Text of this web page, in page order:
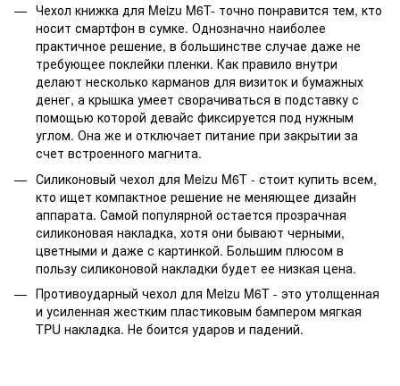
Чехол книжка для Meizu M6T- точно понравится тем, кто
носит смартфон в сумке. Однозначно наиболее
практичное решение, в большинстве случае даже не
требующее поклейки пленки. Как правило внутри
делают несколько карманов для визиток и бумажных
денег, а крышка умеет сворачиваться в подставку с
помощью которой девайс фиксируется под нужным
углом. Она же и отключает питание при закрытии за
счет встроенного магнита.
Силиконовый чехол для Meizu M6T - стоит купить всем,
кто ищет компактное решение не меняющее дизайн
аппарата. Самой популярной остается прозрачная
силиконовая накладка, хотя они бывают черными,
цветными и даже с картинкой. Большим плюсом в
пользу силиконовой накладки будет ее низкая цена.
Противоударный чехол для Meizu M6T - это утолщенная
и усиленная жестким пластиковым бампером мягкая
TPU накладка. Не боится ударов и падений.